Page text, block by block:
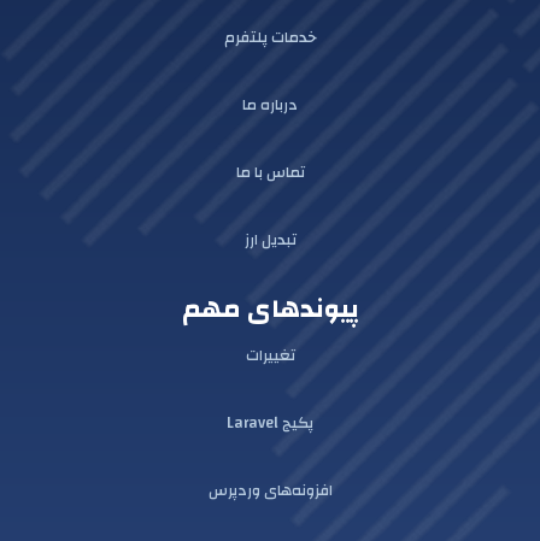
خدمات پلتفرم
درباره ما
تماس با ما
تبدیل ارز
پیوندهای مهم
تغییرات
پکیج Laravel
افزونه‌های وردپرس